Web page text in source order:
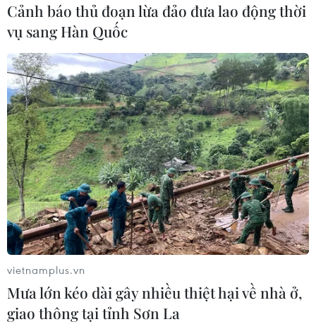
Cảnh báo thủ đoạn lừa đảo đưa lao động thời
vụ sang Hàn Quốc
vietnamplus.vn
Mưa lớn kéo dài gây nhiều thiệt hại về nhà ở,
giao thông tại tỉnh Sơn La